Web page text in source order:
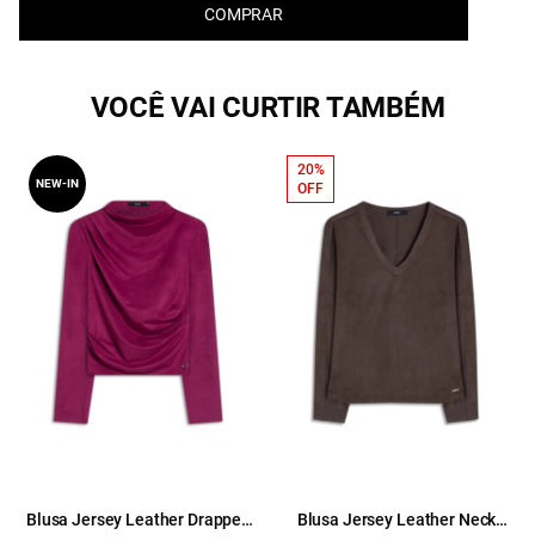
COMPRAR
VOCÊ VAI CURTIR TAMBÉM
Blusa Jersey Leather Drapped
NEW-IN
Blusa Jersey Leather Neck
20%
OFF